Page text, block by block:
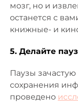
мозг, но и
останется с
книжные- и
5. Делайте
Паузы
сохранения
проведено